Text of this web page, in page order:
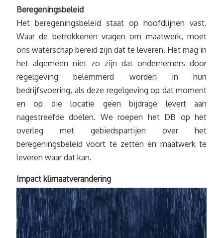
Beregeningsbeleid
Het beregeningsbeleid staat op hoofdlijnen vast.
Waar de betrokkenen vragen om maatwerk, moet
ons waterschap bereid zijn dat te leveren. Het mag in
het algemeen niet zo zijn dat ondernemers door
regelgeving belemmerd worden in hun
bedrijfsvoering, als deze regelgeving op dat moment
en op die locatie geen bijdrage levert aan
nagestreefde doelen. We roepen het DB op het
overleg met gebiedspartijen over het
beregeningsbeleid voort te zetten en maatwerk te
leveren waar dat kan.
Impact klimaatverandering